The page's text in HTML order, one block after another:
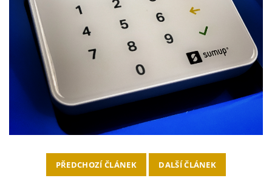
PŘEDCHOZÍ ČLÁNEK DALŠÍ ČLÁNEK